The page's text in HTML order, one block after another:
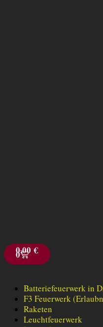
0,00€
0
Batteriefeuerwerk in
F3 Feuerwerk
Raketen
Leuchtfeuerwerk